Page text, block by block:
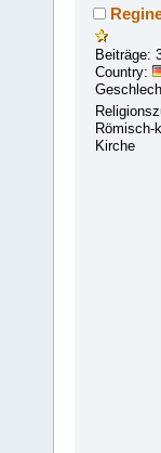
Beiträge:
Country:
Römisch-
Kirche